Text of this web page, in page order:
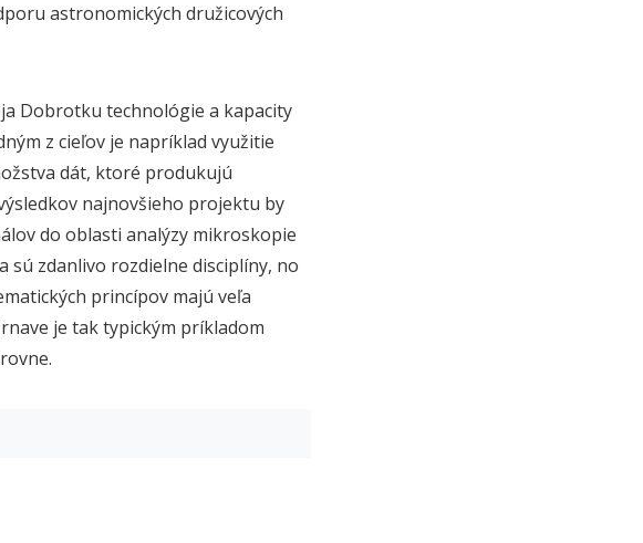
astronomických družicových
Dobrotku technológie a kapacity
z cieľov je napríklad využitie
dát, ktoré produkujú
najnovšieho projektu by
do oblasti analýzy mikroskopie
zdanlivo rozdielne disciplíny, no
princípov majú veľa
je tak typickým príkladom